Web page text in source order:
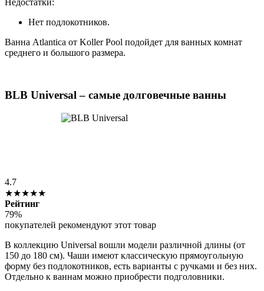
Нет подлокотников.
Ванна Atlantica от Koller Pool подойдет для ванных комнат
среднего и большого размера.
BLB Universal – самые долговечные ванны
4.7
★★★★★
Рейтинг
79%
покупателей рекомендуют этот товар
В коллекцию Universal вошли модели различной длины (от
150 до 180 см). Чаши имеют классическую прямоугольную
форму без подлокотников, есть варианты с ручками и без них.
Отдельно к ваннам можно приобрести подголовники.